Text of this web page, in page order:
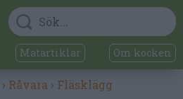
Matartiklar Om kocken
› Råvara › Fläsklägg